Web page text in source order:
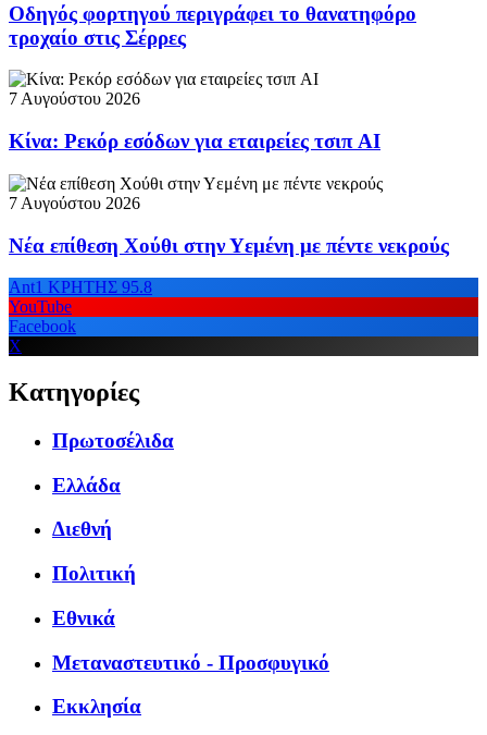
Οδηγός φορτηγού περιγράφει το θανατηφόρο
τροχαίο στις Σέρρες
7 Αυγούστου 2026
Κίνα: Ρεκόρ εσόδων για εταιρείες τσιπ AI
7 Αυγούστου 2026
Νέα επίθεση Χούθι στην Υεμένη με πέντε νεκρούς
Ant1 ΚΡΗΤΗΣ 95.8
YouTube
Facebook
X
Κατηγορίες
Πρωτοσέλιδα
Ελλάδα
Διεθνή
Πολιτική
Εθνικά
Μεταναστευτικό - Προσφυγικό
Εκκλησία